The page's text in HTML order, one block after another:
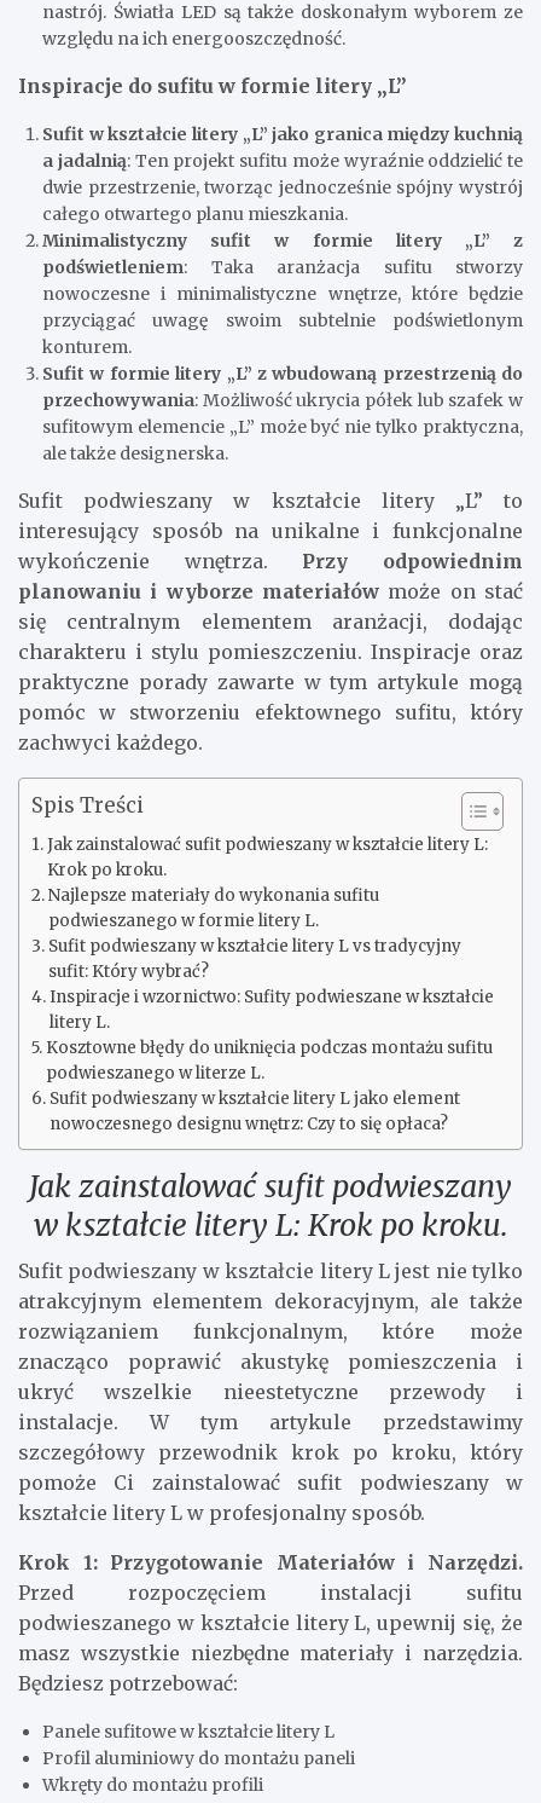
nastrój. Światła LED są także doskonałym wyborem ze
względu na ich energooszczędność.
Inspiracje do sufitu w formie litery „L”
Sufit w kształcie litery „L” jako granica między kuchnią
a jadalnią: Ten projekt sufitu może wyraźnie oddzielić te
dwie przestrzenie, tworząc jednocześnie spójny wystrój
całego otwartego planu mieszkania.
Minimalistyczny sufit w formie litery „L” z
podświetleniem: Taka aranżacja sufitu stworzy
nowoczesne i minimalistyczne wnętrze, które będzie
przyciągać uwagę swoim subtelnie podświetlonym
konturem.
Sufit w formie litery „L” z wbudowaną przestrzenią do
przechowywania: Możliwość ukrycia półek lub szafek w
sufitowym elemencie „L” może być nie tylko praktyczna,
ale także designerska.
Sufit podwieszany w kształcie litery „L” to
interesujący sposób na unikalne i funkcjonalne
wykończenie wnętrza. Przy odpowiednim
planowaniu i wyborze materiałów może on stać
się centralnym elementem aranżacji, dodając
charakteru i stylu pomieszczeniu. Inspiracje oraz
praktyczne porady zawarte w tym artykule mogą
pomóc w stworzeniu efektownego sufitu, który
zachwyci każdego.
Spis Treści
Jak zainstalować sufit podwieszany w kształcie litery L:
Krok po kroku.
Najlepsze materiały do wykonania sufitu
podwieszanego w formie litery L.
Sufit podwieszany w kształcie litery L vs tradycyjny
sufit: Który wybrać?
Inspiracje i wzornictwo: Sufity podwieszane w kształcie
litery L.
Kosztowne błędy do uniknięcia podczas montażu sufitu
podwieszanego w literze L.
Sufit podwieszany w kształcie litery L jako element
nowoczesnego designu wnętrz: Czy to się opłaca?
Jak zainstalować sufit podwieszany
w kształcie litery L: Krok po kroku.
Sufit podwieszany w kształcie litery L jest nie tylko
atrakcyjnym elementem dekoracyjnym, ale także
rozwiązaniem funkcjonalnym, które może
znacząco poprawić akustykę pomieszczenia i
ukryć wszelkie nieestetyczne przewody i
instalacje. W tym artykule przedstawimy
szczegółowy przewodnik krok po kroku, który
pomoże Ci zainstalować sufit podwieszany w
kształcie litery L w profesjonalny sposób.
Krok 1: Przygotowanie Materiałów i Narzędzi.
Przed rozpoczęciem instalacji sufitu
podwieszanego w kształcie litery L, upewnij się, że
masz wszystkie niezbędne materiały i narzędzia.
Będziesz potrzebować:
Panele sufitowe w kształcie litery L
Profil aluminiowy do montażu paneli
Wkręty do montażu profili